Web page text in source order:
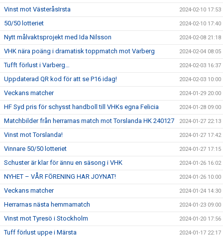
Vinst mot VästeråsIrsta 2024-02-10 17:53
50/50 lotteriet 2024-02-10 17:40
Nytt målvaktsprojekt med Ida Nilsson 2024-02-08 21:18
VHK nära poäng i dramatisk toppmatch mot Varberg 2024-02-04 08:05
Tufft förlust i Varberg… 2024-02-03 16:37
Uppdaterad QR kod för att se P16 idag! 2024-02-03 10:00
Veckans matcher 2024-01-29 20:00
HF Syd pris för schysst handboll till VHKs egna Felicia 2024-01-28 09:00
Matchbilder från herrarnas match mot Torslanda HK 240127 2024-01-27 22:13
Vinst mot Torslanda! 2024-01-27 17:42
Vinnare 50/50 lotteriet 2024-01-27 17:15
Schuster är klar för ännu en säsong i VHK 2024-01-26 16:02
NYHET – VÅR FÖRENING HAR JOYNAT! 2024-01-26 10:00
Veckans matcher 2024-01-24 14:30
Herrarnas nästa hemmamatch 2024-01-23 09:00
Vinst mot Tyresö i Stockholm 2024-01-20 17:56
Tuff förlust uppe i Märsta 2024-01-17 22:17